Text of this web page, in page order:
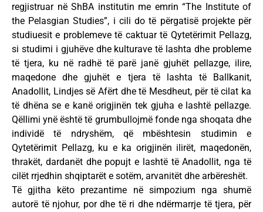
regjistruar në ShBA institutin me emrin “The Institute of
the Pelasgian Studies”, i cili do të përgatisë projekte për
studiuesit e problemeve të caktuar të Qytetërimit Pellazg,
si studimi i gjuhëve dhe kulturave të lashta dhe probleme
të tjera, ku në radhë të parë janë gjuhët pellazge, ilire,
maqedone dhe gjuhët e tjera të lashta të Ballkanit,
Anadollit, Lindjes së Afërt dhe të Mesdheut, për të cilat ka
të dhëna se e kanë origjinën tek gjuha e lashtë pellazge.
Qëllimi ynë është të grumbullojmë fonde nga shoqata dhe
individë të ndryshëm, që mbështesin studimin e
Qytetërimit Pellazg, ku e ka origjinën ilirët, maqedonën,
thrakët, dardanët dhe popujt e lashtë të Anadollit, nga të
cilët rrjedhin shqiptarët e sotëm, arvanitët dhe arbëreshët.
Të gjitha këto prezantime në simpozium nga shumë
autorë të njohur, por dhe të ri dhe ndërmarrje të tjera, për